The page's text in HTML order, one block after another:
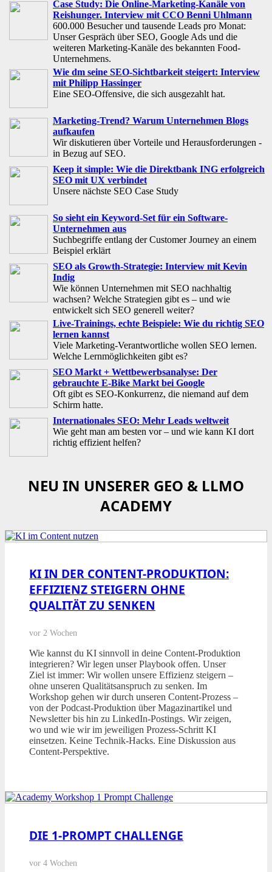
Case Study: Die Online-Marketing-Kanäle von
Reishunger. Interview mit CCO Benni Uhlmann
600.000 Besucher und tausende Leads pro Monat:
Unser Gespräch über SEO, Google Ads und die
weiteren Marketing-Kanäle des bekannten Food-
Unternehmens.
Wie dm seine SEO-Sichtbarkeit steigert: Interview
mit Philipp Hassinger
Eine SEO-Offensive, die sich ausgezahlt hat.
Marketing-Trend? Warum Unternehmen Blogs
aufkaufen
Wir diskutieren über Vorteile und Herausforderungen -
in Bezug auf SEO.
Keep it simple: Wie die Direktbank ING erfolgreich
SEO mit UX verbindet
Unsere nächste SEO Case Study
So sieht ein Keyword-Set für ein Software-
Unternehmen aus
Suchbegriffe entlang der Customer Journey an einem
Beispiel erklärt
SEO als Growth-Strategie: Interview mit Kevin
Indig
Wie können Unternehmen mit SEO nachhaltig
wachsen? Welche Strategien gibt es – und wie
entwickelt sich SEO generell weiter?
Live-Trainings, echte Beispiele: Wie du richtig SEO
lernen kannst
Viele Marketing-Verantwortliche wollen SEO lernen.
Welche Lernmöglichkeiten gibt es?
SEO Markt + Wettbewerbsanalyse: Der
gebrauchte E-Bike Markt bei Google
Oft gibt es SEO-Konkurrenz, die niemand auf dem
Schirm hatte.
Internationales SEO: Mehr Leads weltweit
Wie geht man am besten vor – und wie kann KI dort
richtig effizient helfen?
NEU IN UNSERER GEO & LLMO
ACADEMY
KI IN DER CONTENT-PRODUKTION:
EFFIZIENZ STEIGERN OHNE
QUALITÄT ZU SENKEN
vor 2 Wochen
Wie kannst du KI sinnvoll in deine Content-Produktion
integrieren? Wir legen unser Playbook offen. Unser
Ziel ist immer: Wir wollen unsere Effizienz steigern –
ohne unseren Qualitätsanspruch zu senken. Im
Workshop gehen wir durch unseren Content-Prozess –
von der Podcast-Produktion über Magazinartikel und
Newsletter bis hin zu LinkedIn-Postings. Wir zeigen,
wo und wie wir im jeweiligen Prozess-Schritt KI
einsetzen. Keine Technik-Hacks. Eine Diskussion aus
Content-Perspektive.
DIE 1-PROMPT CHALLENGE
vor 4 Wochen